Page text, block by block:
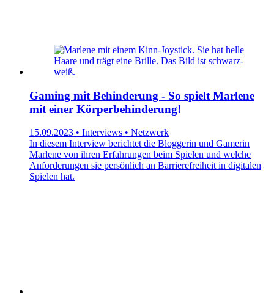
Gaming mit Behinderung - So spielt Marlene
mit einer Körperbehinderung!
15.09.2023 • Interviews • Netzwerk
In diesem Interview berichtet die Bloggerin und Gamerin
Marlene von ihren Erfahrungen beim Spielen und welche
Anforderungen sie persönlich an Barrierefreiheit in digitalen
Spielen hat.